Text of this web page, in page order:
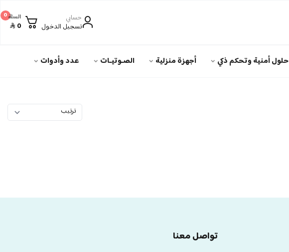
حسابي
تسجيل الدخول
0السلة
0
حلول أمنية وتحكم ذكي أجهزة منزلية الصـوتيـات عدد وأدوات
تواصل معنا